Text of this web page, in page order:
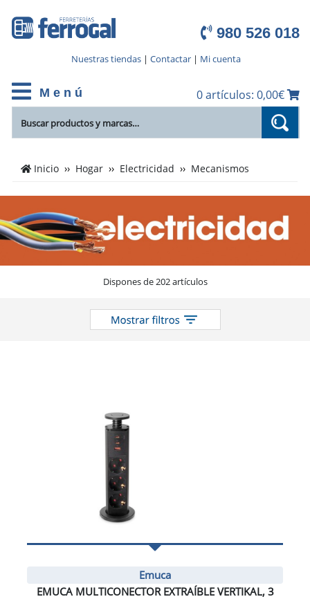
980 526 018
Nuestras tiendas| Contactar| Mi cuenta
M e n ú 0 artículos: 0,00€
Cientos
productos
de
Mecanismos
en
el
Inicio Hogar Electricidad Mecanismos
Dispones de 202 artículos
Emuca
EMUCA MULTICONECTOR EXTRAÍBLE VERTIKAL, 3